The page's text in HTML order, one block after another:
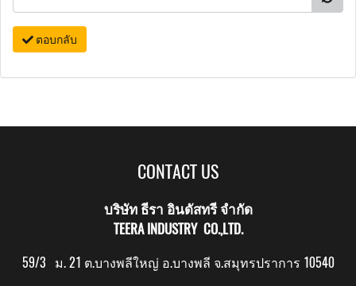
ตอบกลับ
CONTACT US
บริษัท ธีรา อินดัสทรี จำกัด
TEERA INDUSTRY CO.,LTD.
59/3 ม. 21 ต.บางพลีใหญ่ อ.บางพลี จ.สมุทรปราการ 10540